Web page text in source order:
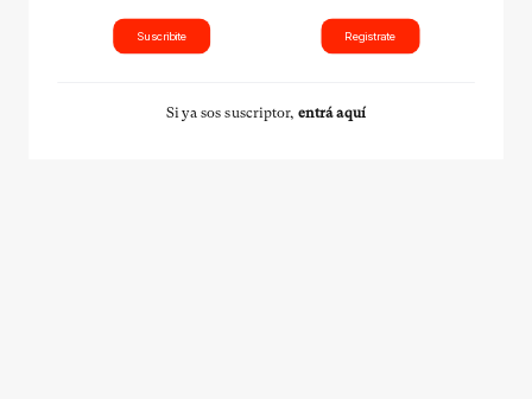
Suscribite Registrate
Si ya sos suscriptor, entrá aquí